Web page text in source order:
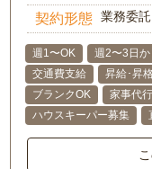
契約形態 業務委託
週1〜OK 週2〜3日
交通費支給
昇給･昇
ブランクOK
家事代
ハウスキーパー募集